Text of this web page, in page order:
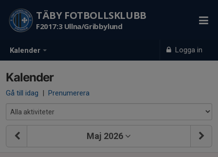
Kalender Logga in
TÄBY FOTBOLLSKLUBB
F2017:3 Ullna/Gribbylund
Kalender
Gå till idag | Prenumerera
Maj 2026